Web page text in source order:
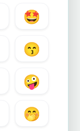
🤩
😙
🤪
🤭